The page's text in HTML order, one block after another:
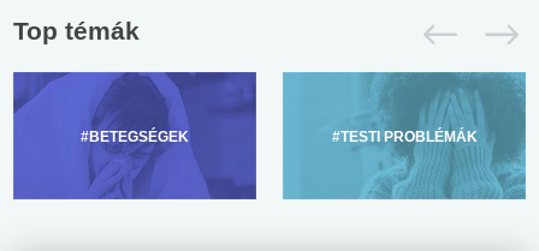
Top témák
#BETEGSÉGEK #TESTI PROBLÉMÁK